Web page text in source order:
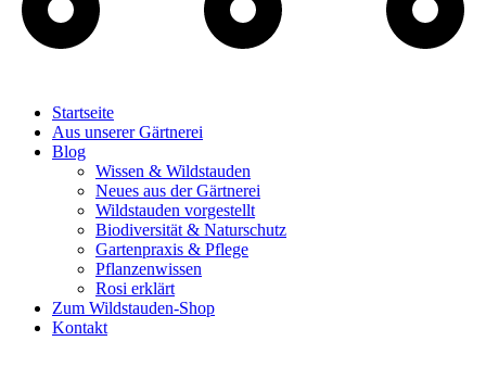
Startseite
Aus unserer Gärtnerei
Blog
Wissen & Wildstauden
Neues aus der Gärtnerei
Wildstauden vorgestellt
Biodiversität & Naturschutz
Gartenpraxis & Pflege
Pflanzenwissen
Rosi erklärt
Zum Wildstauden-Shop
Kontakt